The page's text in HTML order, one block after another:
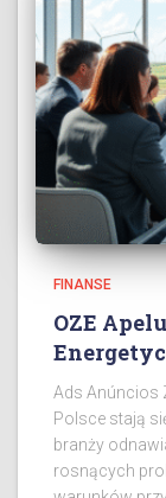
FINANSE
OZE
Ads Anúncios
Polsce stają
branży
rosnących